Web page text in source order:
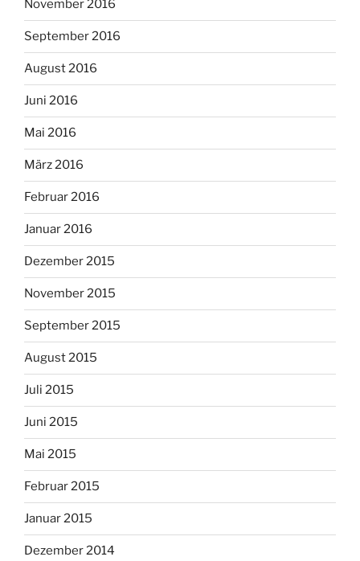
November 2016
September 2016
August 2016
Juni 2016
Mai 2016
März 2016
Februar 2016
Januar 2016
Dezember 2015
November 2015
September 2015
August 2015
Juli 2015
Juni 2015
Mai 2015
Februar 2015
Januar 2015
Dezember 2014